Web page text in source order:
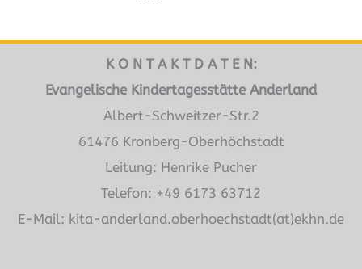
K O N T A K T D A T E N:
Evangelische Kindertagesstätte Anderland
Albert-Schweitzer-Str.2
61476 Kronberg-Oberhöchstadt
Leitung: Henrike Pucher
Telefon: +49 6173 63712
E-Mail: kita-anderland.oberhoechstadt(at)ekhn.de